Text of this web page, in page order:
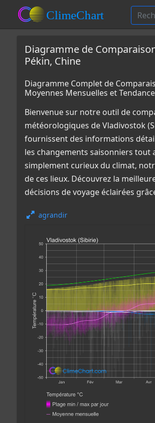
Diagramme de
Pékin, Chine
Diagramme Complet de
Moyennes Mensuelles et
Bienvenue sur notre outil de
météorologiques de Vladivostok
fournissent des informations
les changements saisonniers tout
simplement curieux du climat,
de ces lieux. Découvrez la
décisions de voyage éclairées
agrandir